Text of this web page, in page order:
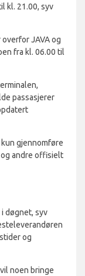
kl. 21.00, syv
JAVA og
fra kl. 06.00 til
passasjerer
gjennomføre
andre offisielt
døgnet, syv
og
noen bringe